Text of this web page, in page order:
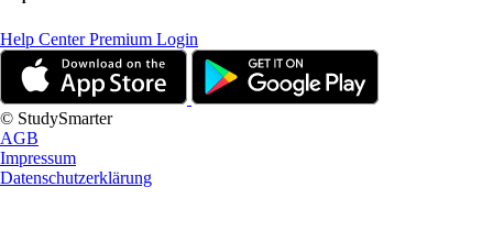
Help CenterPremium Login
© StudySmarter
AGB
Impressum
Datenschutzerklärung